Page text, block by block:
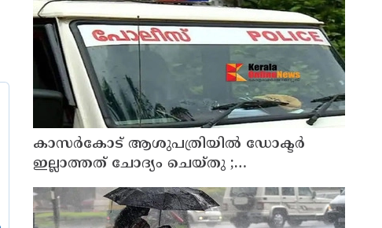
കാസർകോട് ആശുപത്രിയിൽ ഡോക്ടർ
ഇല്ലാത്തത് ചോദ്യം ചെയ്തു ;
നാട്ടുകാർക്കെതിരെ കേസെടുത്ത് പൊലീസ്